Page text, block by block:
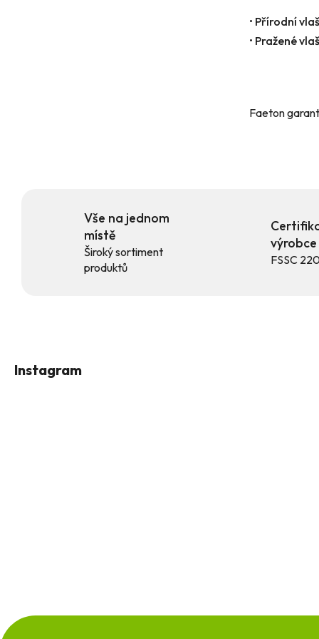
• Přírodní
• Pražené
Faeton
Vše na jednom
místě
Široký sortiment
produktů
výrobce
FSSC
Instagram